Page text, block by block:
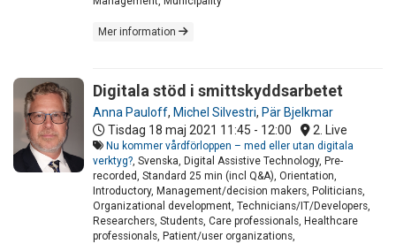
Mer information
Digitala stöd i smittskyddsarbetet
Anna Pauloff, Michel Silvestri, Pär Bjelkmar
Tisdag 18 maj 2021 11:45 - 12:00 2. Live
Nu kommer vårdförloppen – med eller utan digitala
verktyg?, Svenska, Digital Assistive Technology, Pre-
recorded, Standard 25 min (incl Q&A), Orientation,
Introductory, Management/decision makers, Politicians,
Organizational development, Technicians/IT/Developers,
Researchers, Students, Care professionals, Healthcare
professionals, Patient/user organizations,